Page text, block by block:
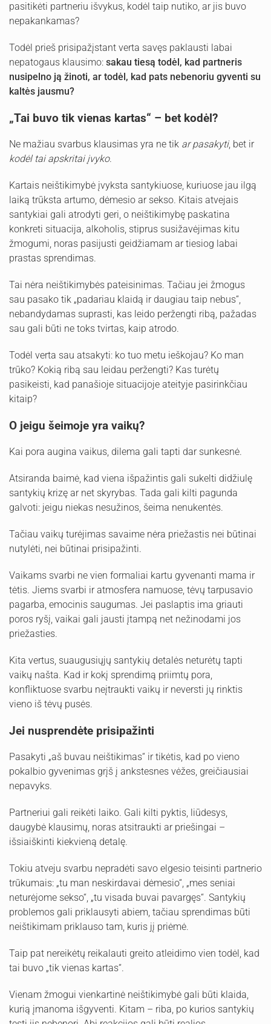
pasitikėti partneriu išvykus, kodėl taip nutiko, ar jis buvo
nepakankamas?
Todėl prieš prisipažįstant verta savęs paklausti labai
nepatogaus klausimo: sakau tiesą todėl, kad partneris
nusipelno ją žinoti, ar todėl, kad pats nebenoriu gyventi su
kaltės jausmu?
„Tai buvo tik vienas kartas“ – bet kodėl?
Ne mažiau svarbus klausimas yra ne tik ar pasakyti, bet ir
kodėl tai apskritai įvyko.
Kartais neištikimybė įvyksta santykiuose, kuriuose jau ilgą
laiką trūksta artumo, dėmesio ar sekso. Kitais atvejais
santykiai gali atrodyti geri, o neištikimybę paskatina
konkreti situacija, alkoholis, stiprus susižavėjimas kitu
žmogumi, noras pasijusti geidžiamam ar tiesiog labai
prastas sprendimas.
Tai nėra neištikimybės pateisinimas. Tačiau jei žmogus
sau pasako tik „padariau klaidą ir daugiau taip nebus“,
nebandydamas suprasti, kas leido peržengti ribą, pažadas
sau gali būti ne toks tvirtas, kaip atrodo.
Todėl verta sau atsakyti: ko tuo metu ieškojau? Ko man
trūko? Kokią ribą sau leidau peržengti? Kas turėtų
pasikeisti, kad panašioje situacijoje ateityje pasirinkčiau
kitaip?
O jeigu šeimoje yra vaikų?
Kai pora augina vaikus, dilema gali tapti dar sunkesnė.
Atsiranda baimė, kad viena išpažintis gali sukelti didžiulę
santykių krizę ar net skyrybas. Tada gali kilti pagunda
galvoti: jeigu niekas nesužinos, šeima nenukentės.
Tačiau vaikų turėjimas savaime nėra priežastis nei būtinai
nutylėti, nei būtinai prisipažinti.
Vaikams svarbi ne vien formaliai kartu gyvenanti mama ir
tėtis. Jiems svarbi ir atmosfera namuose, tėvų tarpusavio
pagarba, emocinis saugumas. Jei paslaptis ima griauti
poros ryšį, vaikai gali jausti įtampą net nežinodami jos
priežasties.
Kita vertus, suaugusiųjų santykių detalės neturėtų tapti
vaikų našta. Kad ir kokį sprendimą priimtų pora,
konfliktuose svarbu neįtraukti vaikų ir neversti jų rinktis
vieno iš tėvų pusės.
Jei nusprendėte prisipažinti
Pasakyti „aš buvau neištikimas“ ir tikėtis, kad po vieno
pokalbio gyvenimas grįš į ankstesnes vėžes, greičiausiai
nepavyks.
Partneriui gali reikėti laiko. Gali kilti pyktis, liūdesys,
daugybė klausimų, noras atsitraukti ar priešingai –
išsiaiškinti kiekvieną detalę.
Tokiu atveju svarbu nepradėti savo elgesio teisinti partnerio
trūkumais: „tu man neskirdavai dėmesio“, „mes seniai
neturėjome sekso“, „tu visada buvai pavargęs“. Santykių
problemos gali priklausyti abiem, tačiau sprendimas būti
neištikimam priklauso tam, kuris jį priėmė.
Taip pat nereikėtų reikalauti greito atleidimo vien todėl, kad
tai buvo „tik vienas kartas“.
Vienam žmogui vienkartinė neištikimybė gali būti klaida,
kurią įmanoma išgyventi. Kitam – riba, po kurios santykių